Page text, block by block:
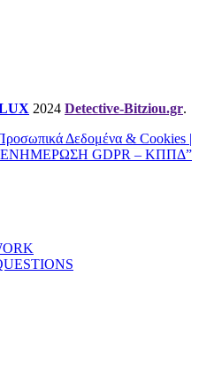
2024 Detective-Bitziou.gr.
Δεδομένα & Cookies |
GDPR – ΚΠΠΔ”